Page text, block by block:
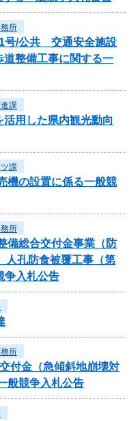
所
1号/公共 交通安全施設
整備工事に関する一
課
用した県内観光動向
課
機の設置に係る一般競
所
備総合交付金事業（防
人孔防食被覆工事（第
争入札公告
所
付金（急傾斜地崩壊対
般競争入札公告